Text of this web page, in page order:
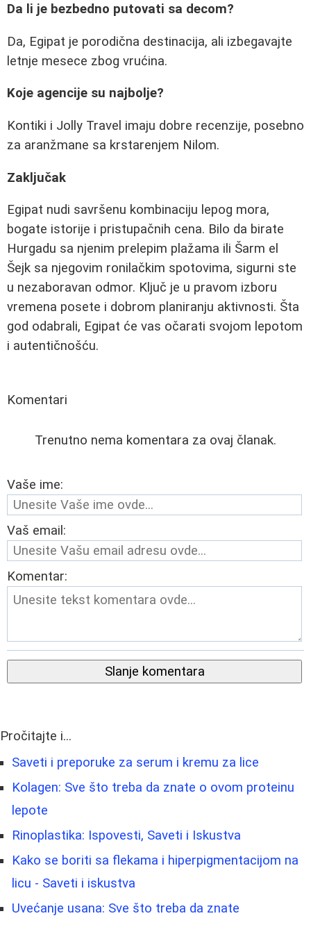
Da li je bezbedno putovati sa decom?
Da, Egipat je porodična destinacija, ali izbegavajte
letnje mesece zbog vrućina.
Koje agencije su najbolje?
Kontiki i Jolly Travel imaju dobre recenzije, posebno
za aranžmane sa krstarenjem Nilom.
Zaključak
Egipat nudi savršenu kombinaciju lepog mora,
bogate istorije i pristupačnih cena. Bilo da birate
Hurgadu sa njenim prelepim plažama ili Šarm el
Šejk sa njegovim ronilačkim spotovima, sigurni ste
u nezaboravan odmor. Ključ je u pravom izboru
vremena posete i dobrom planiranju aktivnosti. Šta
god odabrali, Egipat će vas očarati svojom lepotom
i autentičnošću.
Komentari
Trenutno nema komentara za ovaj članak.
Vaše ime:
Vaš email:
Komentar:
Slanje komentara
Pročitajte i...
Saveti i preporuke za serum i kremu za lice
Kolagen: Sve što treba da znate o ovom proteinu
lepote
Rinoplastika: Ispovesti, Saveti i Iskustva
Kako se boriti sa flekama i hiperpigmentacijom na
licu - Saveti i iskustva
Uvećanje usana: Sve što treba da znate